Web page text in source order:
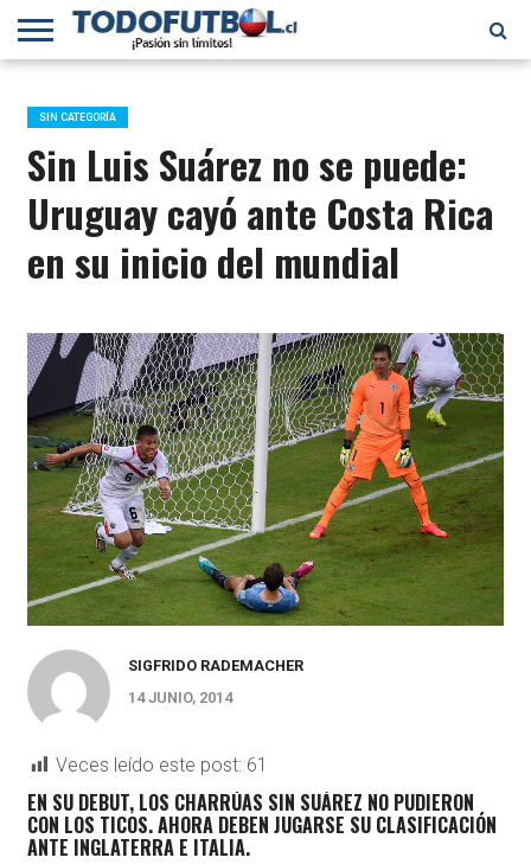
PRIMERA
B
SELECCIÓN
CHILENA
CHILENOS
EN EL
MUNDO
FÚTBOL
INTERNACIONAL
SIN CATEGORÍA
Sin Luis Suárez no se puede:
Uruguay cayó ante Costa Rica
en su inicio del mundial
SIGFRIDO RADEMACHER
14 JUNIO, 2014
Veces leído este post: 61
EN SU DEBUT, LOS CHARRÚAS SIN SUÁREZ NO PUDIERON
CON LOS TICOS. AHORA DEBEN JUGARSE SU CLASIFICACIÓN
ANTE INGLATERRA E ITALIA.